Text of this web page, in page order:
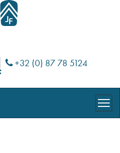
Phone
+32 (0) 87 78 5124
Facebook